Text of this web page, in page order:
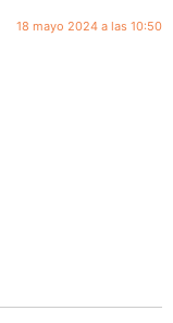
18 mayo 2024 a las 10:50